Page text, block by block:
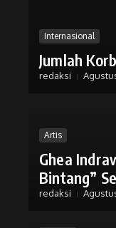
Internasional
Jumlah
redaksi
Artis
Ghea
Bintang”
redaksi